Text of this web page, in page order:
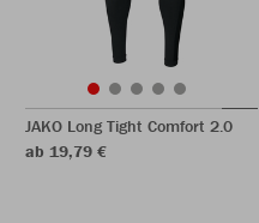
JAKO Long Tight Comfort 2.0
ab 19,79 €